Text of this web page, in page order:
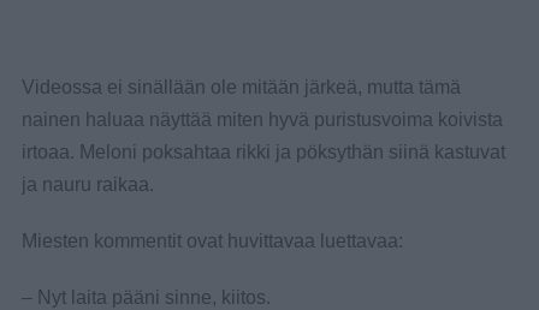
Videossa ei sinällään ole mitään järkeä, mutta tämä
nainen haluaa näyttää miten hyvä puristusvoima koivista
irtoaa. Meloni poksahtaa rikki ja pöksythän siinä kastuvat
ja nauru raikaa.
Miesten kommentit ovat huvittavaa luettavaa:
– Nyt laita pääni sinne, kiitos.